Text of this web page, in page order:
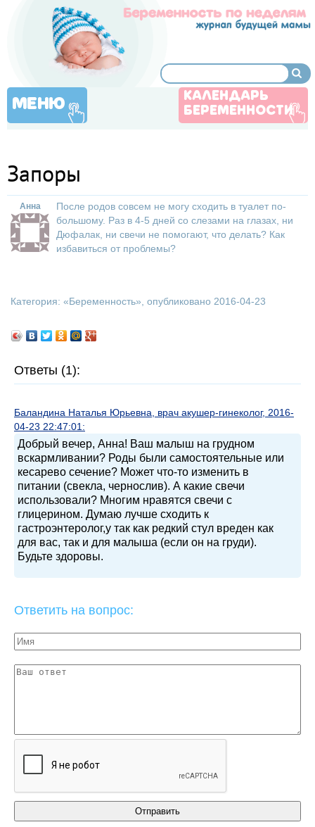
МЕНЮ
КАЛЕНДАРЬ
БЕРЕМЕННОСТИ
Запоры
Анна
После родов совсем не могу сходить в туалет по-
большому. Раз в 4-5 дней со слезами на глазах, ни
Дюфалак, ни свечи не помогают, что делать? Как
избавиться от проблемы?
Категория: «Беременность», опубликовано 2016-04-23
Ответы (1):
Баландина Наталья Юрьевна, врач акушер-гинеколог, 2016-
04-23 22:47:01:
Добрый вечер, Анна! Ваш малыш на грудном
вскармливании? Роды были самостоятельные или
кесарево сечение? Может что-то изменить в
питании (свекла, чернослив). А какие свечи
использовали? Многим нравятся свечи с
глицерином. Думаю лучше сходить к
гастроэнтеролог,у так как редкий стул вреден как
для вас, так и для малыша (если он на груди).
Будьте здоровы.
Ответить на вопрос: